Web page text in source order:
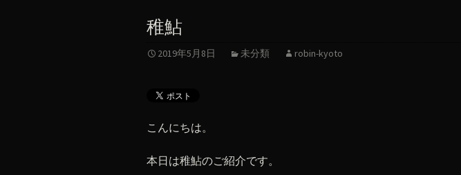
稚鮎
2019年5月8日 未分類 robin-kyoto
こんにちは。
本日は稚鮎のご紹介です。